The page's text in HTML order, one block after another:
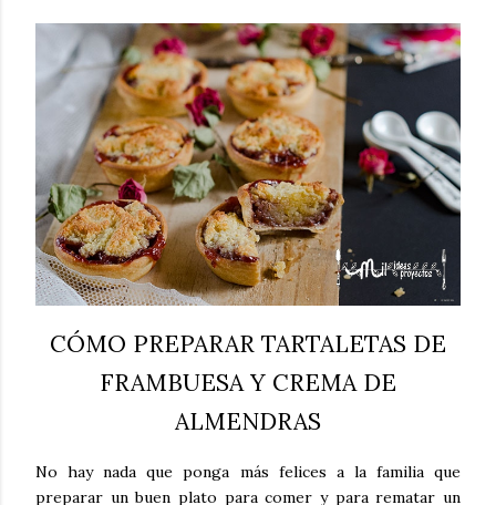
revolucionaria, transformaremos un ingrediente tan
humilde como la alubia de La Bañeza en un snack ligero,
dorado, cargado de proteína y 100% natural. Es el
sustituto perfecto a los frutos se...
CÓMO PREPARAR TARTALETAS DE
FRAMBUESA Y CREMA DE
ALMENDRAS
No hay nada que ponga más felices a la familia que
preparar un buen plato para comer y para rematar un